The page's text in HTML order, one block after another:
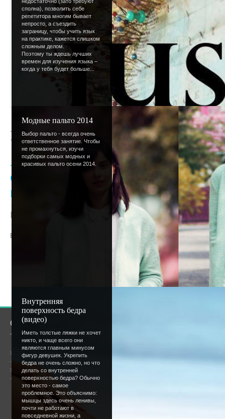
сполна), позволить себе
репетитора многим бывает
непросто, а съездить
заграницу, чтобы учить язык
на практике, кажется слишком
сложным делом.
Поэтому ты ждешь лучших
времен для изучения языка –
когда у тебя будет больше...
Модные пальто 2014
Выбор пальто - всегда очень
ответственное занятие. Чтобы
не промахнуться, изучи
подборки самых модных и
красивых пальто осени 2014.
Внутренняя
поверхность бедра
(видео)
Иметь толстые ляжки не хочет
никто, и чаще всего они
являются главным минусом
фигур девушек. Укрепить
бедра не очень сложно, но что
делать со внутренней
поверхностью бедра? Обычно
это место - самое
проблемное. Это объяснимо:
мышцы здесь очень ленивы,
почти не работают в
повседневной жизни, а
Новый дизайн
А у нас новый весенний дизайн!
остались небольшие недоработки,
пишите. Отзывы в комментарии.
Просмотров Добавил : Lettera|Рейтинг :
Всего комментариев
Добавлять комментарии могут
пользователи.
[Регистрация|
О сайте
Общая информация
Форум